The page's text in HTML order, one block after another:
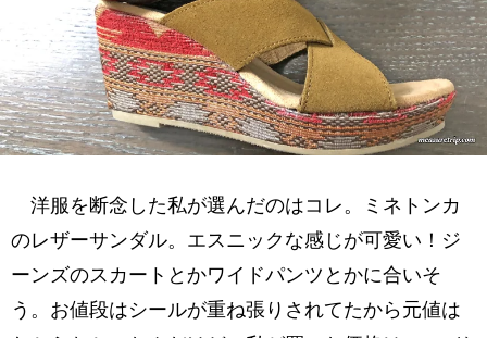
洋服を断念した私が選んだのはコレ。ミネトンカ
のレザーサンダル。エスニックな感じが可愛い！ジ
ーンズのスカートとかワイドパンツとかに合いそ
う。お値段はシールが重ね張りされてたから元値は